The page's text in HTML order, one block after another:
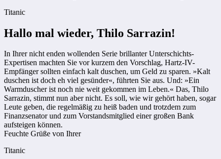
Titanic
Hallo mal wieder, Thilo Sarrazin!
In Ihrer nicht enden wollenden Serie brillanter Unterschichts-
Expertisen machten Sie vor kurzem den Vorschlag, Hartz-IV-
Empfänger sollten einfach kalt duschen, um Geld zu sparen. »Kalt
duschen ist doch eh viel gesünder«, führten Sie aus. Und: »Ein
Warmduscher ist noch nie weit gekommen im Leben.« Das, Thilo
Sarrazin, stimmt nun aber nicht. Es soll, wie wir gehört haben, sogar
Leute geben, die regelmäßig zu heiß baden und trotzdem zum
Finanzsenator und zum Vorstandsmitglied einer großen Bank
aufsteigen können.
Feuchte Grüße von Ihrer
Titanic